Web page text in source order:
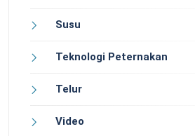
Susu
Teknologi Peternakan
Telur
Video